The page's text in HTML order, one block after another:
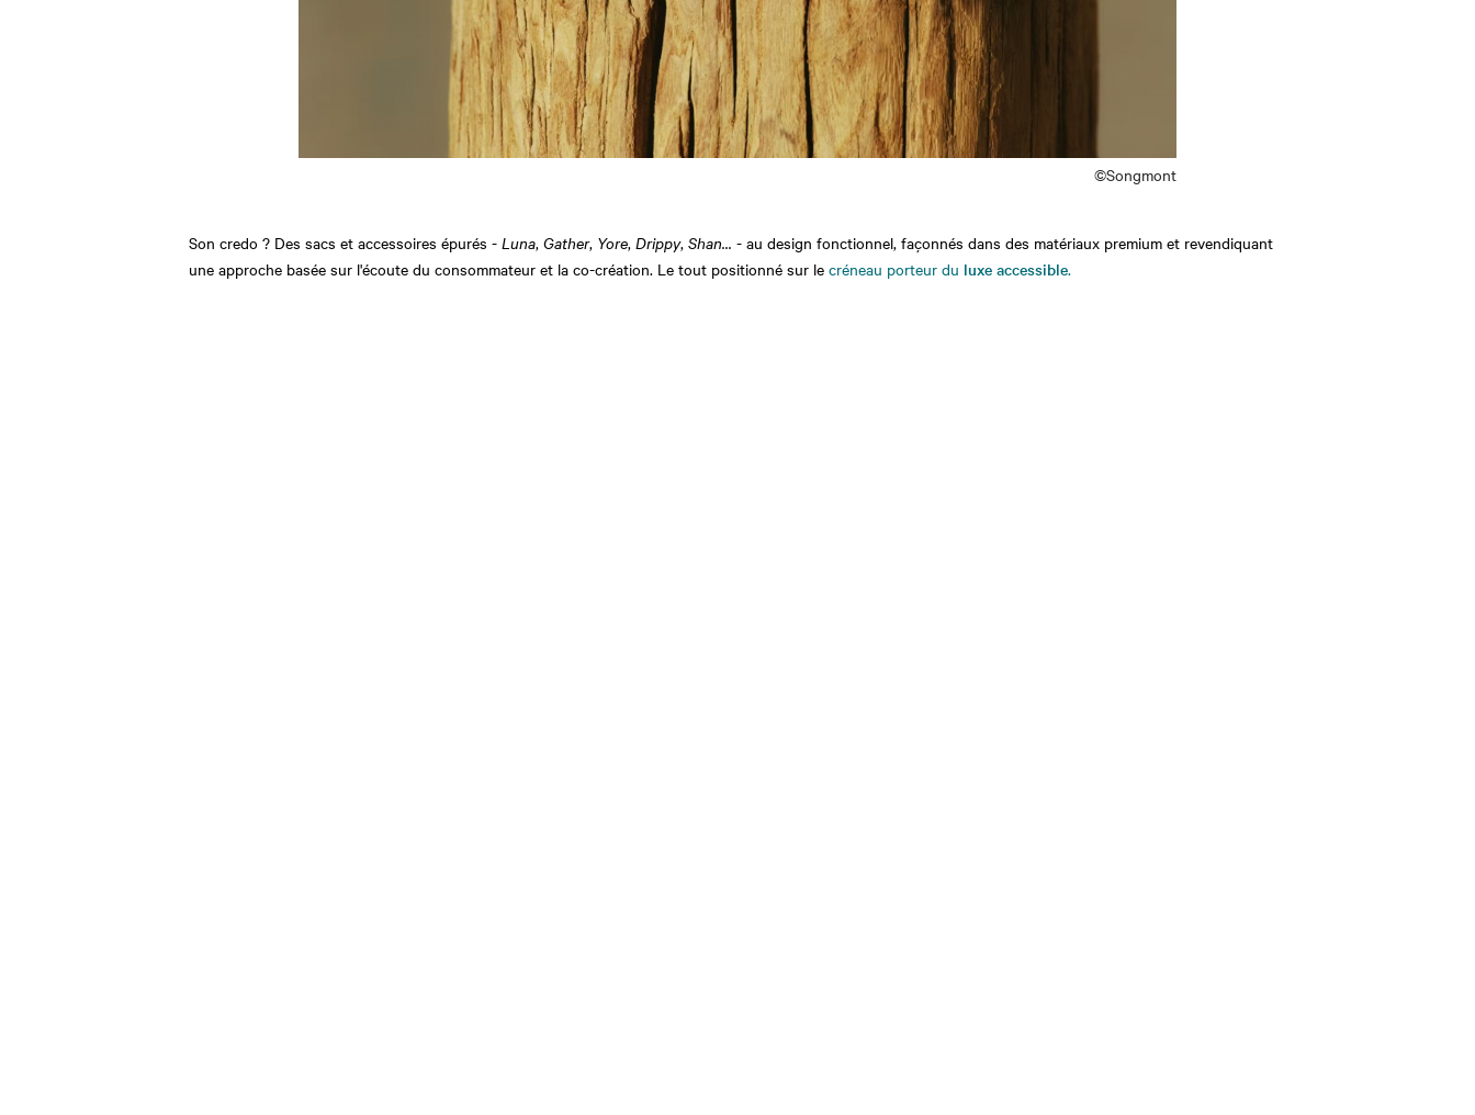
©Songmont
Son credo ? Des sacs et accessoires épurés - Luna, Gather, Yore, Drippy, Shan... - au design fonctionnel, façonnés dans des matériaux premium et revendiquant
une approche basée sur l'écoute du consommateur et la co-création. Le tout positionné sur le créneau porteur du luxe accessible.